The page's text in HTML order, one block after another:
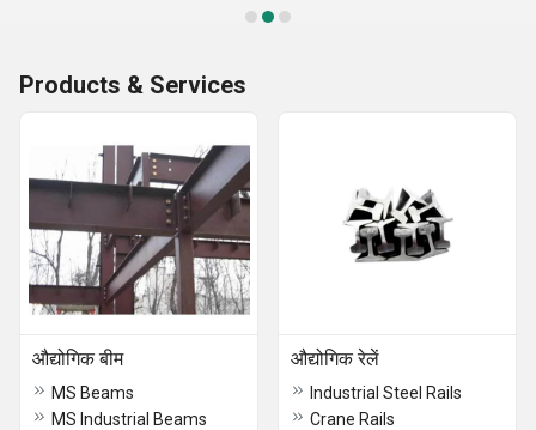
Products & Services
औद्योगिक बीम
MS Beams
MS Industrial Beams
औद्योगिक रेलें
Industrial Steel Rails
Crane Rails